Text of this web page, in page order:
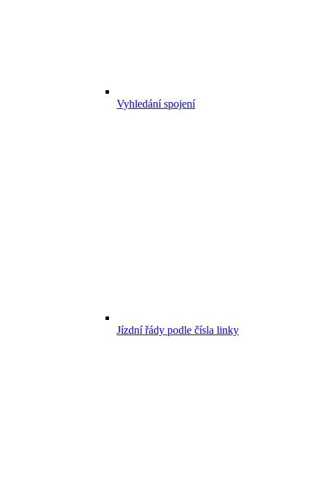
Vyhledání spojení
Jízdní řády podle čísla linky